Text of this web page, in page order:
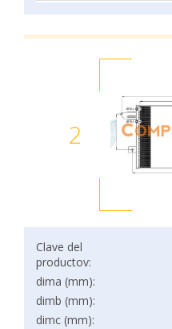
2
Clave del
productov:
dima (mm):
dimb (mm):
dimc (mm):